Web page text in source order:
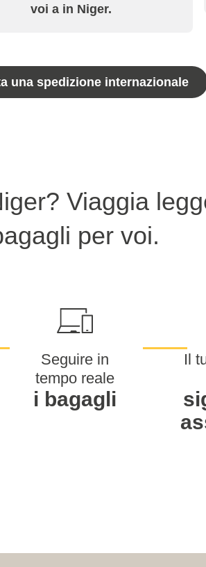
voi a in Niger.
una spedizione internazionale
Viaggia
per voi.
Seguire in
tempo reale
i bagagli
Il